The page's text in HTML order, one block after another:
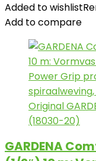
Added to wishlist
Add to compare
GARDENA